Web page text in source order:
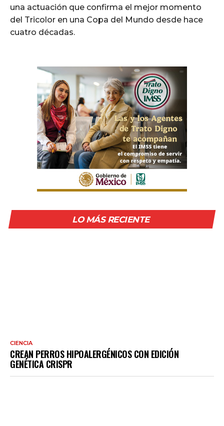
una actuación que confirma el mejor momento
del Tricolor en una Copa del Mundo desde hace
cuatro décadas.
LO MÁS RECIENTE
CIENCIA
CREAN PERROS HIPOALERGÉNICOS CON EDICIÓN
GENÉTICA CRISPR